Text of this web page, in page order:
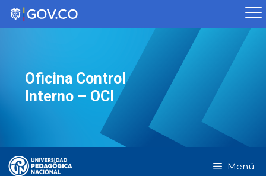
Saltar
Oficina Control
Interno – OCI
Menú